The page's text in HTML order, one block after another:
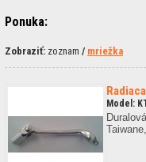
Ponuka:
Zobraziť: zoznam / mriežka
Model: